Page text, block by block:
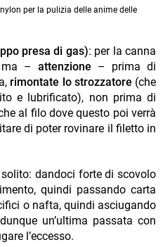
per la pulizia delle anime delle
presa di gas): per la canna
ma – attenzione – prima di
rimontate lo strozzatore (che
e lubrificato), non prima di
al filo dove questo poi verrà
di poter rovinare il filetto in
dandoci forte di scovolo
quindi passando carta
o nafta, quindi asciugando
un’ultima passata con
l’eccesso.